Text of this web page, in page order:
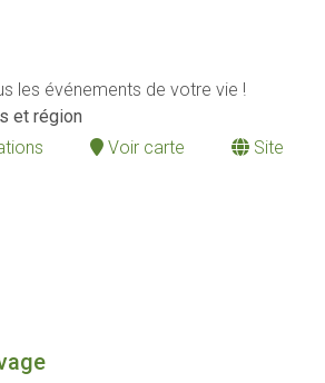
les événements de votre vie !
et région
Voir carte
Site